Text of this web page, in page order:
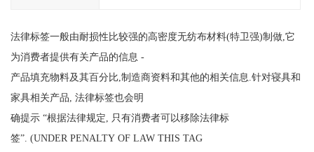
法律标签一般由耐损性比较强的高密度无纺布材料(特卫强)制做,它
为消费者提供有关产品的信息 -
产品填充物料及其百分比,制造商资料和其他的相关信息.针对寝具和
家具相关产品, 法律标签也会明
确提示 “根据法律规定, 只有消费者可以移除法律标
签”. (UNDER PENALTY OF LAW THIS TAG